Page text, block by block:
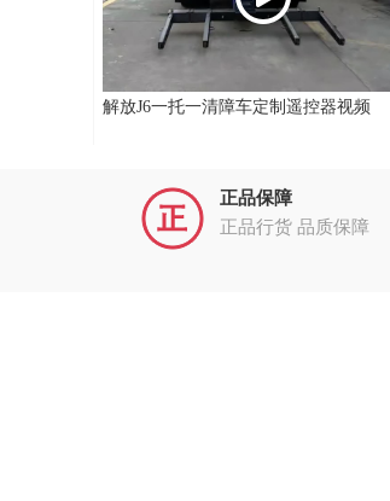
解放J6一托一清障车定制遥控器视频
正品保障
正品行货 品质保障